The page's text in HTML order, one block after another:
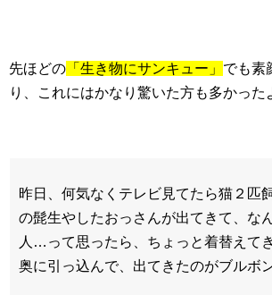
先ほどの 「生き物にサンキュー」 でも素
り、これにはかなり驚いた方も多かった
昨日、何気なくテレビ見てたら猫２匹
の髭生やしたおっさんが出てきて、な
人…って思ったら、ちょっと着替えて
奥に引っ込んで、出てきたのがブルボ